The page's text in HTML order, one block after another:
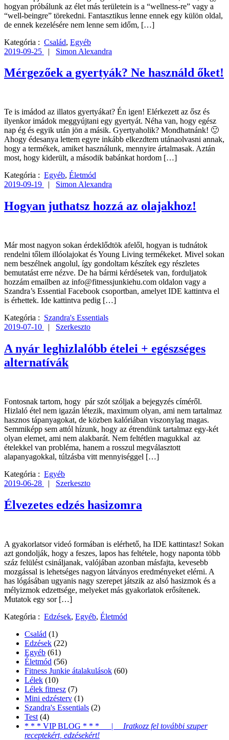
hogyan próbálunk az élet más területein is a “wellness-re” vagy a
“well-beingre” törekedni. Fantasztikus lenne ennek egy külön oldal,
de ennek kezelésére nem lenne sem időm, […]
Kategória : Család, Egyéb
2019-09-25
| Simon Alexandra
Mérgezőek a gyertyák? Ne használd őket!
Te is imádod az illatos gyertyákat? Én igen! Elérkezett az ősz és
ilyenkor imádok meggyújtani egy gyertyát. Néha van, hogy egész
nap ég és egyik után jön a másik. Gyertyaholik? Mondhatnánk! 🙂
Ahogy édesanya lettem egyre inkább elkezdtem utánaolvasni annak,
hogy a termékek, amiket használunk, mennyire ártalmasak. Aztán
most, hogy kiderült, a második babánkat hordom […]
Kategória : Egyéb, Életmód
2019-09-19
| Simon Alexandra
Hogyan juthatsz hozzá az olajakhoz!
Már most nagyon sokan érdeklődtök afelől, hogyan is tudnátok
rendelni tőlem illóolajokat és Young Living termékeket. Mivel sokan
nem beszélnek angolul, így gondoltam készítek egy részletes
bemutatást erre nézve. De ha bármi kérdésetek van, forduljatok
hozzám emailben az info@fitnessjunkiehu.com oldalon vagy a
Szandra’s Essential Facebook csoportban, amelyet IDE kattintva el
is érhettek. Ide kattintva pedig […]
Kategória : Szandra's Essentials
2019-07-10
| Szerkeszto
A nyár leghizlalóbb ételei + egészséges
alternatívák
Fontosnak tartom, hogy pár szót szóljak a bejegyzés címéről.
Hizlaló étel nem igazán létezik, maximum olyan, ami nem tartalmaz
hasznos tápanyagokat, de közben kalóriában viszonylag magas.
Semmiképp sem attól hízunk, hogy az étrendünk tartalmaz egy-két
olyan elemet, ami nem alakbarát. Nem feltétlen magukkal az
ételekkel van probléma, hanem a rosszul megválasztott
alapanyagokkal, túlzásba vitt mennyiséggel […]
Kategória : Egyéb
2019-06-28
| Szerkeszto
Élvezetes edzés hasizomra
A gyakorlatsor videó formában is elérhető, ha IDE kattintasz! Sokan
azt gondolják, hogy a feszes, lapos has feltétele, hogy naponta több
száz felülést csináljanak, valójában azonban másfajta, kevesebb
mozgással is lehetséges nagyon látványos eredményeket elérni. A
has lógásában ugyanis nagy szerepet játszik az alsó hasizmok és a
mélyizmok edzettsége, melyeket más gyakorlatok erősítenek.
Mutatok egy sor […]
Kategória : Edzések, Egyéb, Életmód
Család (1)
Edzések (22)
Egyéb (61)
Életmód (56)
Fitness Junkie átalakulások (60)
Lélek (10)
Lélek fitnesz (7)
Mini edzésterv (1)
Szandra's Essentials (2)
Test (4)
* * * VIP BLOG * * * | Iratkozz fel további szuper
receptekért, edzésekért!